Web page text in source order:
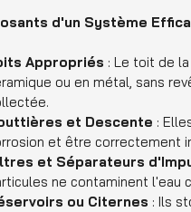
d'un Système
Appropriés : Le toit de
ou en métal, sans
et Descente :
et être correctement
et Séparateurs
ne contaminent l'eau
ou Citernes : Ils